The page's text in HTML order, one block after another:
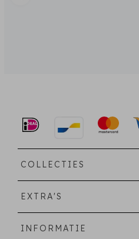
COLLECTIES
EXTRA'S
INFORMATIE